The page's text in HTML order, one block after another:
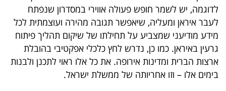
לדוגמה, יש לשמר חופש פעולה אווירי במסדרון שנפתח
לעבר איראן ומעליה, שיאפשר תגובה מהירה ועוצמתית לכל
מידע מודיעני שמצביע על תחילתו של שיקום תהליך פיתוח
גרעין באיראן. כמו כן, נדרש לחץ כלכלי אפקטיבי בהובלת
ארצות הברית ומדינות אירופה. את כל אלו ראוי לתכנן ולבנות
בימים אלו – וזו אחריותה של ממשלת ישראל.